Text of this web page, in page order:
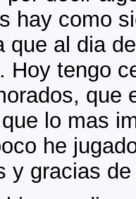
hay como
que al dia
Hoy tengo
que
lo mas
he
y gracias